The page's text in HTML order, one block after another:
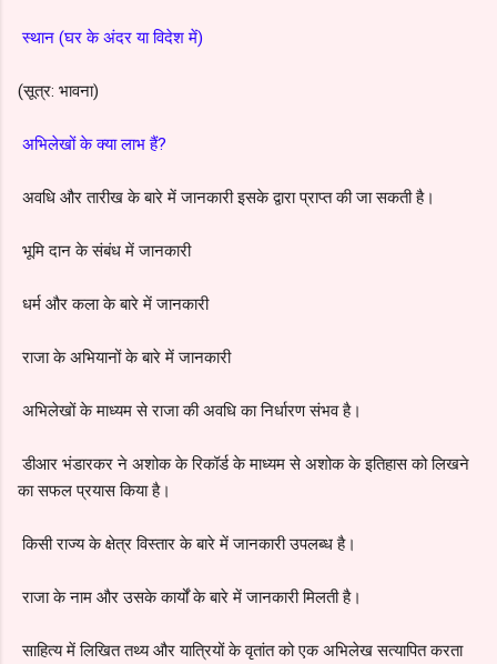
स्थान (घर के अंदर या विदेश में)
(सूत्र: भावना)
अभिलेखों के क्या लाभ हैं?
अवधि और तारीख के बारे में जानकारी इसके द्वारा प्राप्त की जा सकती है।
भूमि दान के संबंध में जानकारी
धर्म और कला के बारे में जानकारी
राजा के अभियानों के बारे में जानकारी
अभिलेखों के माध्यम से राजा की अवधि का निर्धारण संभव है।
डीआर भंडारकर ने अशोक के रिकॉर्ड के माध्यम से अशोक के इतिहास को लिखने
का सफल प्रयास किया है।
किसी राज्य के क्षेत्र विस्तार के बारे में जानकारी उपलब्ध है।
राजा के नाम और उसके कार्यों के बारे में जानकारी मिलती है।
साहित्य में लिखित तथ्य और यात्रियों के वृतांत को एक अभिलेख सत्यापित करता